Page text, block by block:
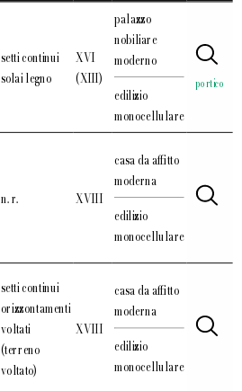
setti continui
solai legno
XVI
(XIII)
palazzo
nobiliare
moderno
edilizio
monocellulare
portico
n. r. XVIII
casa da affitto
moderna
edilizio
monocellulare
setti continui
orizzontamenti
voltati
(terreno
voltato)
XVIII
casa da affitto
moderna
edilizio
monocellulare